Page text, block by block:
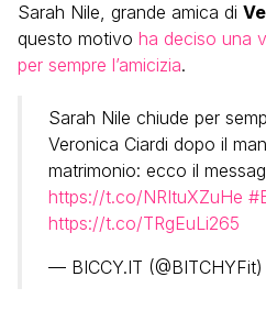
Sarah Nile, grande amica di
questo motivo ha deciso una
per sempre l’amicizia.
Sarah Nile chiude per
Veronica Ciardi dopo il
matrimonio: ecco il
https://t.co/NRItuXZuHe
https://t.co/TRgEuLi265
— BICCY.IT (@BITCHYFit)